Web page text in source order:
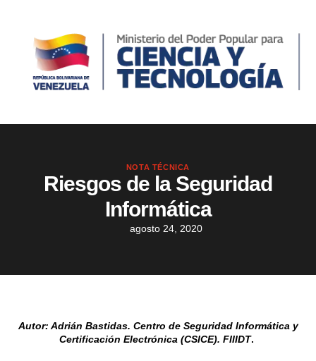
NOTA TÉCNICA
Riesgos de la Seguridad
Informática
agosto 24, 2020
Autor: Adrián Bastidas. Centro de Seguridad Informática y
Certificación Electrónica (CSICE). FIIIDT.